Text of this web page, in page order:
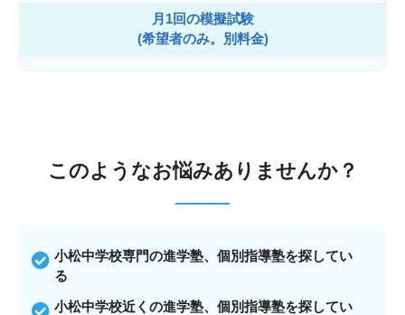
月1回の模擬試験
(希望者のみ。別料金)
このようなお悩みありませんか？
小松中学校専門の進学塾、個別指導塾を探してい
る
小松中学校近くの進学塾、個別指導塾を探してい